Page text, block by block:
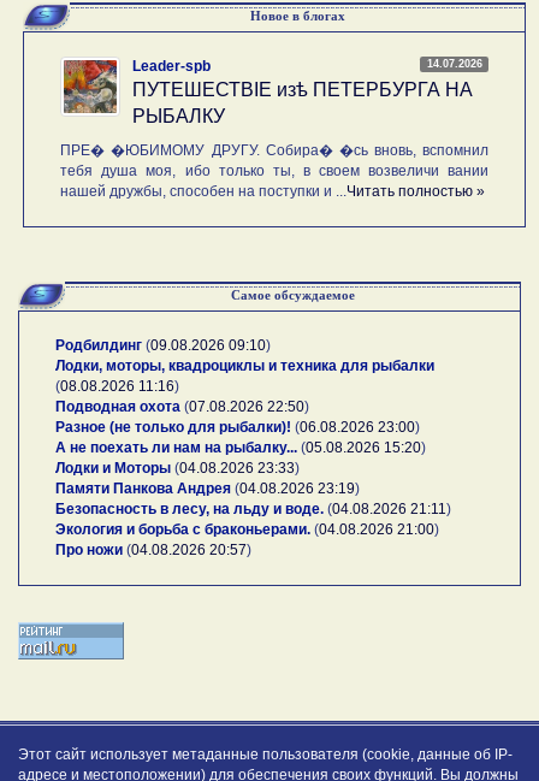
Новое в блогах
14.07.2026
Leader-spb
ПУТЕШЕСТВIE изѣ ПЕТЕРБУРГА НА
РЫБАЛКУ
ПРЕ� �ЮБИМОМУ ДРУГУ. Собира� �сь вновь, вспомнил
тебя душа моя, ибо только ты, в своем возвеличи вании
нашей дружбы, способен на поступки и ... Читать полностью »
Самое обсуждаемое
Родбилдинг (09.08.2026 09:10)
Лодки, моторы, квадроциклы и техника для рыбалки
(08.08.2026 11:16)
Подводная охота (07.08.2026 22:50)
Разное (не только для рыбалки)! (06.08.2026 23:00)
А не поехать ли нам на рыбалку... (05.08.2026 15:20)
Лодки и Моторы (04.08.2026 23:33)
Памяти Панкова Андрея (04.08.2026 23:19)
Безопасность в лесу, на льду и воде. (04.08.2026 21:11 )
Экология и борьба с браконьерами. (04.08.2026 21:00)
Про ножи (04.08.2026 20:57)
Этот сайт использует метаданные пользователя (cookie, данные об IP-
адресе и местоположении) для обеспечения своих функций. Вы должны